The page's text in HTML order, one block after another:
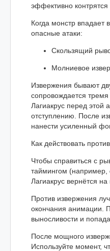
эффективно
Когда монстр впадает
опасные атаки:
Скользящий
Молниевое
Извержения бывают
сопровождается
Лагиакрус перед этой
отступлению. После
нанести усиленный
Как действовать
Чтобы справиться с
таймингом (например,
Лагиакрус вернётся
Против извержения
окончания анимации.
выносливости и
После мощного
Используйте момент,